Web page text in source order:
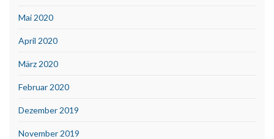
Mai 2020
April 2020
März 2020
Februar 2020
Dezember 2019
November 2019